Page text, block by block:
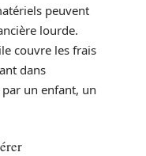
peuvent
lourde.
couvre les frais
dans
par un enfant, un